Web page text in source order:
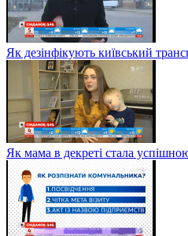
Як дезінфікують київський
Як мама в декреті стала